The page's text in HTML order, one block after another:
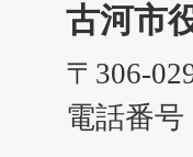
古河市
〒306-
電話番号